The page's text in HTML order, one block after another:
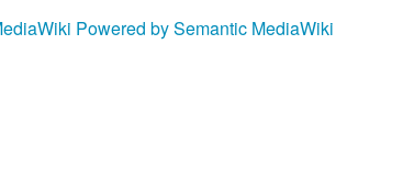
Powered by Semantic MediaWiki